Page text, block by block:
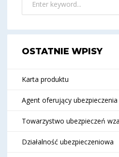
OSTATNIE WPISY
Karta produktu
Agent oferujący ubezpieczenia
Towarzystwo ubezpieczeń
Działalność ubezpieczeniowa